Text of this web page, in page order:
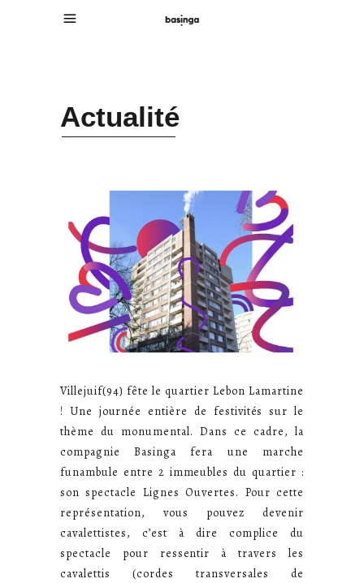
Actualité
Villejuif(94) fête le quartier Lebon Lamartine
! Une journée entière de festivités sur le
thème du monumental. Dans ce cadre, la
compagnie Basinga fera une marche
funambule entre 2 immeubles du quartier :
son spectacle Lignes Ouvertes. Pour cette
représentation, vous pouvez devenir
cavalettistes, c’est à dire complice du
spectacle pour ressentir à travers les
cavalettis (cordes transversales de